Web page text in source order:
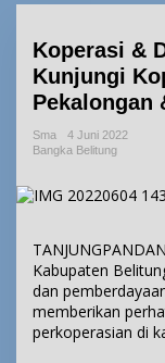
Koperasi &
Kunjungi
Pekalongan
Sma
4 Juni 2022
Bangka Belitung
Kabupaten
dan
memberikan
perkoperasian di